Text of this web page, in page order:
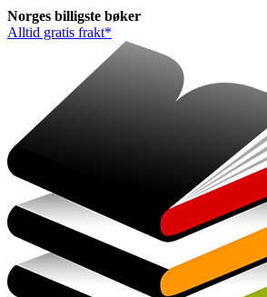
Norges billigste bøker
Alltid gratis frakt*